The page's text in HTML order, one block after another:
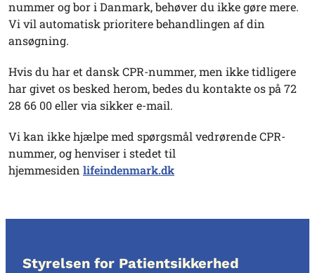
nummer og bor i Danmark, behøver du ikke gøre mere.
Vi vil automatisk prioritere behandlingen af din
ansøgning.
Hvis du har et dansk CPR-nummer, men ikke tidligere
har givet os besked herom, bedes du kontakte os på 72
28 66 00 eller via sikker e-mail.
Vi kan ikke hjælpe med spørgsmål vedrørende CPR-
nummer, og henviser i stedet til
hjemmesiden lifeindenmark.dk
Styrelsen for Patientsikkerhed